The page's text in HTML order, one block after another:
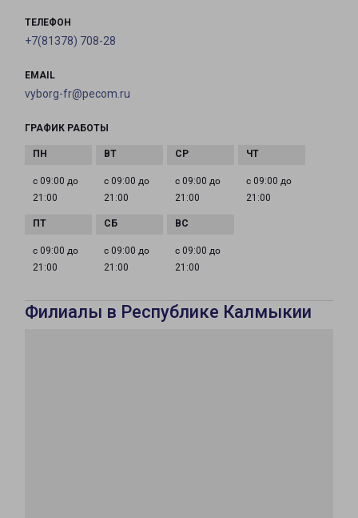
ТЕЛЕФОН
+7(81378) 708-28
EMAIL
vyborg-fr@pecom.ru
ГРАФИК РАБОТЫ
с 09:00 до
21:00
с 09:00 до
21:00
с 09:00 до
21:00
с 09:00 до
21:00
с 09:00 до
21:00
с 09:00 до
21:00
с 09:00 до
21:00
Филиалы в Республике Калмыкии